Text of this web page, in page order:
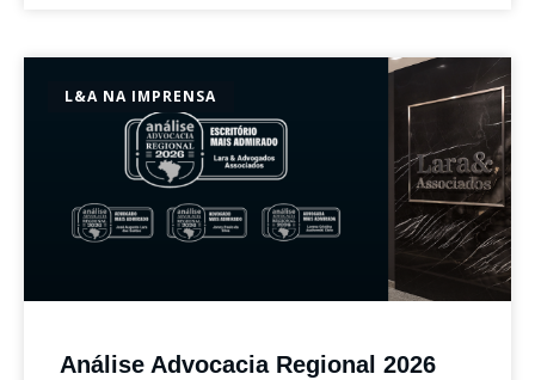
L&A NA IMPRENSA
Análise Advocacia Regional 2026